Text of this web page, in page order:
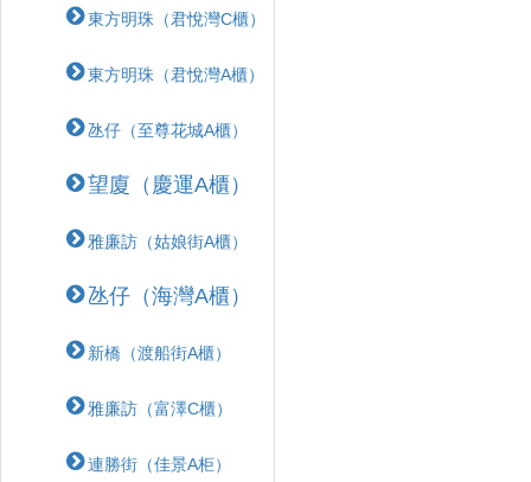
東方明珠（君悅灣C櫃）
東方明珠（君悅灣A櫃）
氹仔（至尊花城A櫃）
望廈（慶運A櫃）
雅廉訪（姑娘街A櫃）
氹仔（海灣A櫃）
新橋（渡船街A櫃）
雅廉訪（富澤C櫃）
連勝街（佳景A柜）